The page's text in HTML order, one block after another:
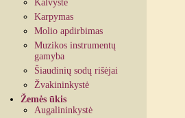
Kalvystė
Karpymas
Molio apdirbimas
Muzikos instrumentų
gamyba
Šiaudinių sodų rišėjai
Žvakininkystė
Žemės ūkis
Augalininkystė